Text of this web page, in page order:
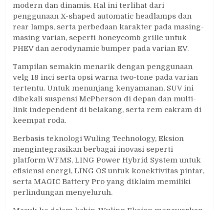
modern dan dinamis. Hal ini terlihat dari
penggunaan X-shaped automatic headlamps dan
rear lamps, serta perbedaan karakter pada masing-
masing varian, seperti honeycomb grille untuk
PHEV dan aerodynamic bumper pada varian EV.
Tampilan semakin menarik dengan penggunaan
velg 18 inci serta opsi warna two-tone pada varian
tertentu. Untuk menunjang kenyamanan, SUV ini
dibekali suspensi McPherson di depan dan multi-
link independent di belakang, serta rem cakram di
keempat roda.
Berbasis teknologi Wuling Technology, Eksion
mengintegrasikan berbagai inovasi seperti
platform WFMS, LING Power Hybrid System untuk
efisiensi energi, LING OS untuk konektivitas pintar,
serta MAGIC Battery Pro yang diklaim memiliki
perlindungan menyeluruh.